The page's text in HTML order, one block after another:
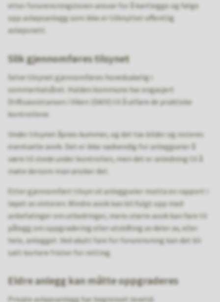
etter forurensningsloven ansvar for å kartlegge og følge
opp avløpsanlegg som ikke er tilknyttet offentlig
avløpsnett.
Slik gjennomføres tilsynet
Selve tilsynet gjennomføres hovedsakelig i
sommerhalvåret. Halden kommune har engasjert
Driftsassistansen i Viken (DAIV) til å utføre de praktiske
kontrollene.
Under tilsynet åpnes kummer, og det tas bilder og noteres
eventuelle avvik. Det er ikke nødvendig for anleggseier å
være til stede under kontrollen, men det er anledning til å
møte dersom man ønsker det.
Etter gjennomført tilsyn vil anleggseier motta en rapport i
løpet av vinteren. Mindre avvik kan bli fulgt opp med
anbefalinger om utbedringer, mens større avvik kan føre til
pålegg om oppgradering eller utskifting av deler av, eller
hele, anlegget. Ved akutt fare for forurensning kan det bli
satt kortere frister for retting.
Eldre anlegg kan måtte oppgraderes
Private avløpsanlegg har begrenset levetid.